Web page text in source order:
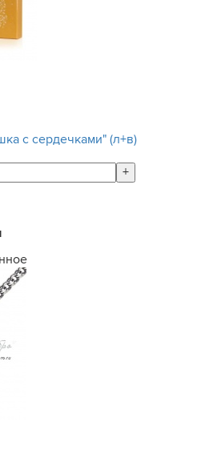
с сердечками" (л+в)
+